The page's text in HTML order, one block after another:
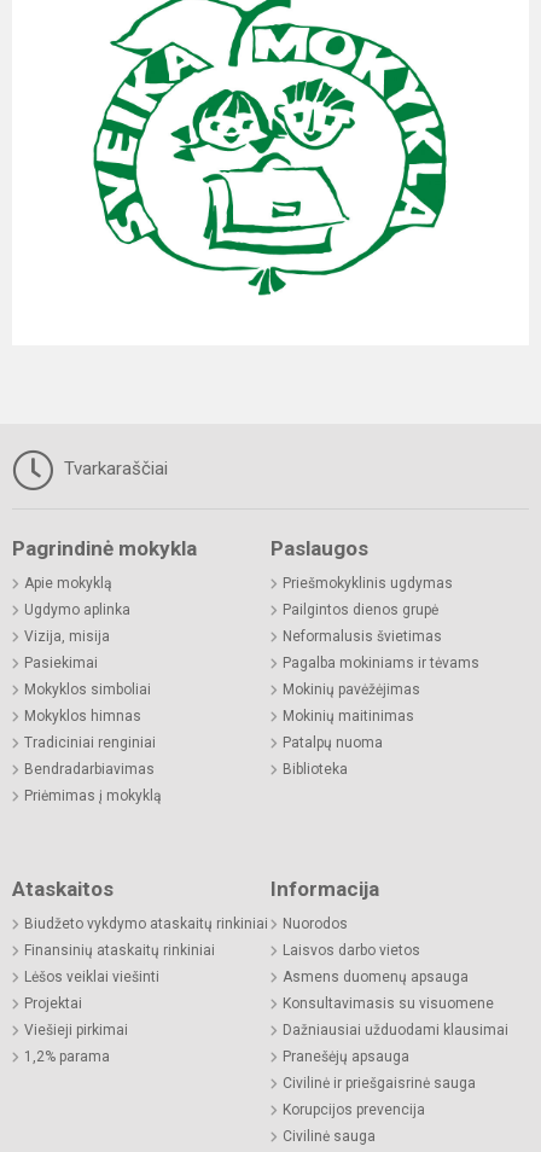
Tvarkaraščiai
Pagrindinė mokykla
Apie mokyklą
Ugdymo aplinka
Vizija, misija
Pasiekimai
Mokyklos simboliai
Mokyklos himnas
Tradiciniai renginiai
Bendradarbiavimas
Priėmimas į mokyklą
Paslaugos
Priešmokyklinis ugdymas
Pailgintos dienos grupė
Neformalusis švietimas
Pagalba mokiniams ir tėvams
Mokinių pavėžėjimas
Mokinių maitinimas
Patalpų nuoma
Biblioteka
Ataskaitos
Biudžeto vykdymo ataskaitų rinkiniai
Finansinių ataskaitų rinkiniai
Lėšos veiklai viešinti
Projektai
Viešieji pirkimai
1,2% parama
Informacija
Nuorodos
Laisvos darbo vietos
Asmens duomenų apsauga
Konsultavimasis su visuomene
Dažniausiai užduodami klausimai
Pranešėjų apsauga
Civilinė ir priešgaisrinė sauga
Korupcijos prevencija
Civilinė sauga